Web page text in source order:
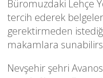
Büromuzdaki Lehçe
tercih ederek
gerektirmeden
makamlara
Nevşehir şehri